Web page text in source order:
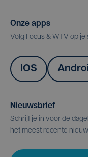
Onze apps
Volg Focus & WTV op
IOS
Nieuwsbrief
Schrijf je in voor de
het meest recente